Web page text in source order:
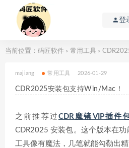
登
当前位置： 码匠软件 > 常用工具 >
majiang 常用工具 2026-01-29
CDR2025安装包支持Win/Mac！
之前推荐过 CDR魔镜VIP插件
CDR2025 安装包。这个版本在
工具像有魔法，几笔就能勾勒出